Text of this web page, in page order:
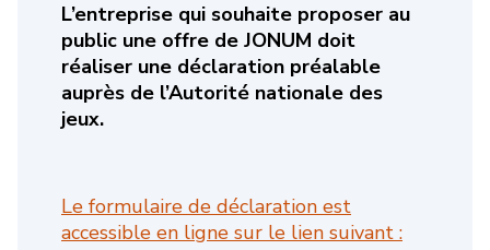
L’entreprise qui souhaite proposer au
public une offre de JONUM doit
réaliser une déclaration préalable
auprès de l’Autorité nationale des
jeux.
Le formulaire de déclaration est
accessible en ligne sur le lien suivant :